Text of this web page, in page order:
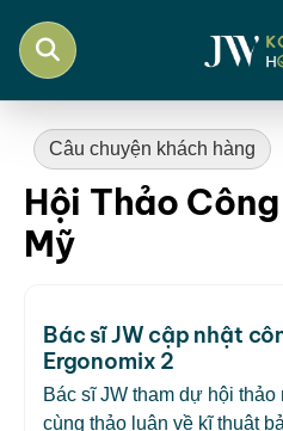
Câu chuyện khách hàng
Hội Thảo
Mỹ
Bác sĩ JW cập nhật
Ergonomix 2
Bác sĩ JW tham dự hội
cùng thảo luận về kĩ thuật